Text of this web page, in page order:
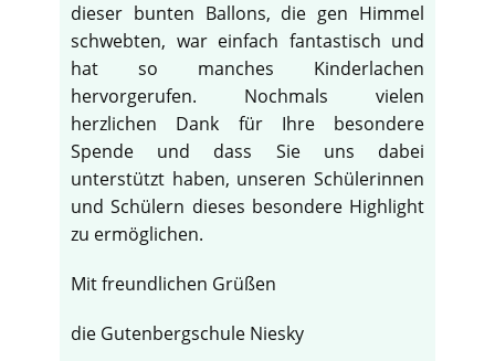
dieser bunten Ballons, die gen Himmel
schwebten, war einfach fantastisch und
hat so manches Kinderlachen
hervorgerufen. Nochmals vielen
herzlichen Dank für Ihre besondere
Spende und dass Sie uns dabei
unterstützt haben, unseren Schülerinnen
und Schülern dieses besondere Highlight
zu ermöglichen.
Mit freundlichen Grüßen
die Gutenbergschule Niesky